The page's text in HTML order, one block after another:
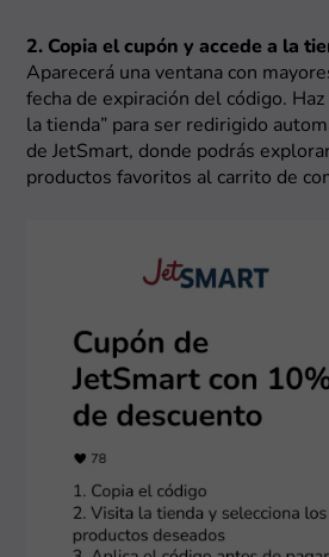
2. Copia el cupón y accede a la
Aparecerá una ventana con
fecha de expiración del código. Haz
la tienda” para ser redirigido
de JetSmart, donde podrás
productos favoritos al carrito de